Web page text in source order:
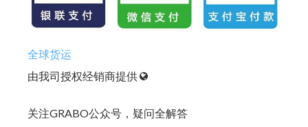
全球货运
由我司授权经销商提供
关注GRABO公众号，疑问全解答